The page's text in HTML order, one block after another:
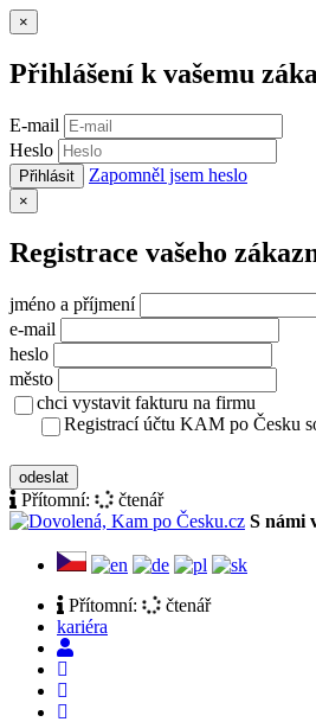
×
Přihlášení k vašemu
E-mail
Heslo
Přihlásit Zapomněl jsem heslo
×
Registrace vašeho
jméno a příjmení
e-mail
heslo
město
chci vystavit fakturu na firmu
Registrací účtu KAM po Česku
odeslat
Přítomní:
čtenář
S námi
Přítomní:
čtenář
kariéra